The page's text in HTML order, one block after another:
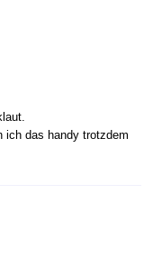
ich das handy trotzdem